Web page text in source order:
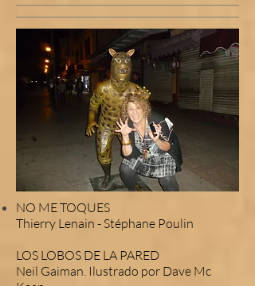
NO ME TOQUES
Thierry Lenain - Stéphane Poulin
LOS LOBOS DE LA PARED
Neil Gaiman. Ilustrado por Dave Mc